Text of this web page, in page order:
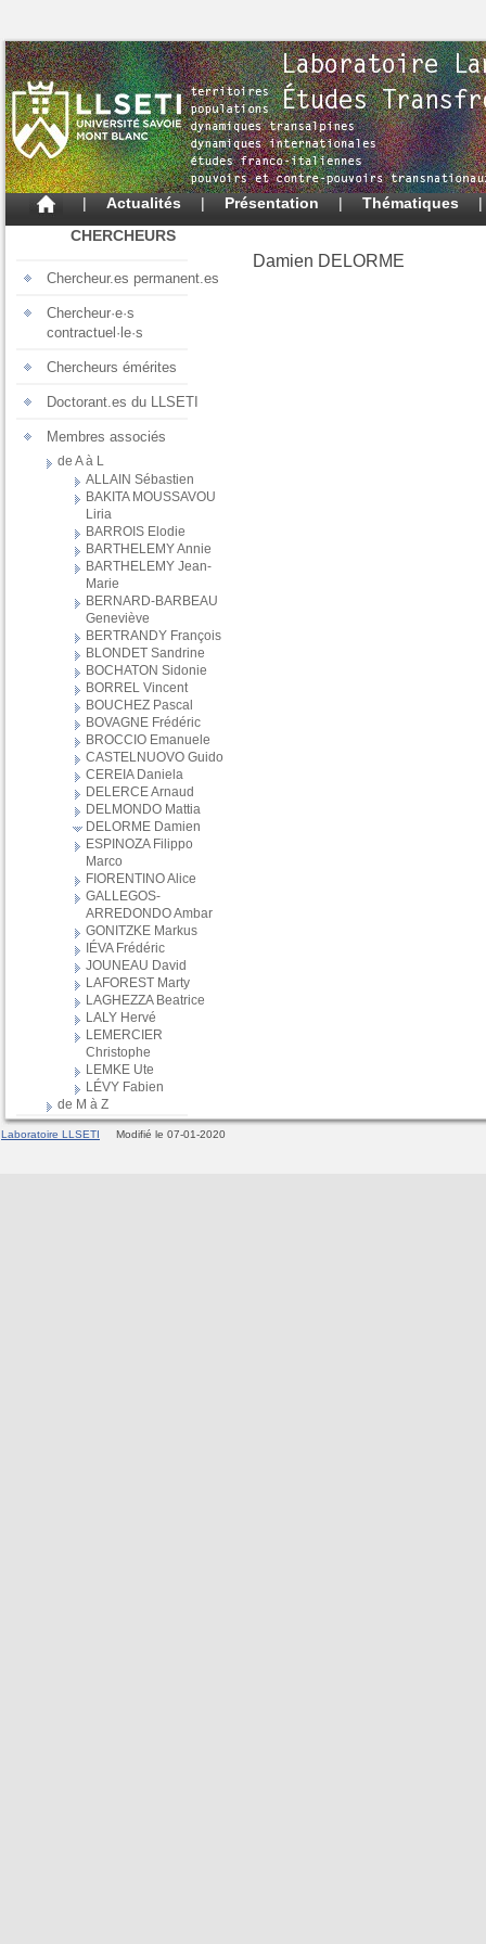
| Actualités | Présentation | Thématiques
CHERCHEURS
Chercheur.es permanent.es
Chercheur·e·s
contractuel·le·s
Chercheurs émérites
Doctorant.es du LLSETI
Membres associés
de A à L
ALLAIN Sébastien
BAKITA MOUSSAVOU
Liria
BARROIS Elodie
BARTHELEMY Annie
BARTHELEMY Jean-
Marie
BERNARD-BARBEAU
Geneviève
BERTRANDY François
BLONDET Sandrine
BOCHATON Sidonie
BORREL Vincent
BOUCHEZ Pascal
BOVAGNE Frédéric
BROCCIO Emanuele
CASTELNUOVO Guido
CEREIA Daniela
DELERCE Arnaud
DELMONDO Mattia
DELORME Damien
ESPINOZA Filippo
Marco
FIORENTINO Alice
GALLEGOS-
ARREDONDO Ambar
GONITZKE Markus
IÉVA Frédéric
JOUNEAU David
LAFOREST Marty
LAGHEZZA Beatrice
LALY Hervé
LEMERCIER
Christophe
LEMKE Ute
LÉVY Fabien
de M à Z
Damien DELORME
Laboratoire LLSETI Modifié le 07-01-2020